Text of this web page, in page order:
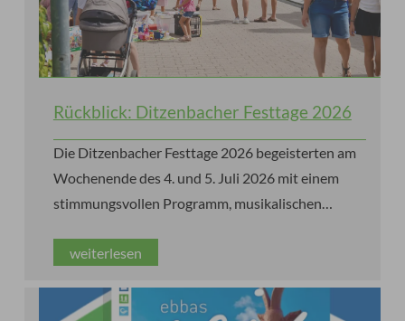
Rückblick: Ditzenbacher Festtage 2026
Die Ditzenbacher Festtage 2026 begeisterten am
Wochenende des 4. und 5. Juli 2026 mit einem
stimmungsvollen Programm, musikalischen
Menge guter Laune und Sonnenschein.
weiterlesen